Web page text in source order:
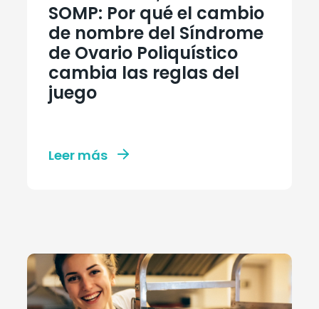
SOMP: Por qué el cambio
de nombre del Síndrome
de Ovario Poliquístico
cambia las reglas del
juego
Leer más